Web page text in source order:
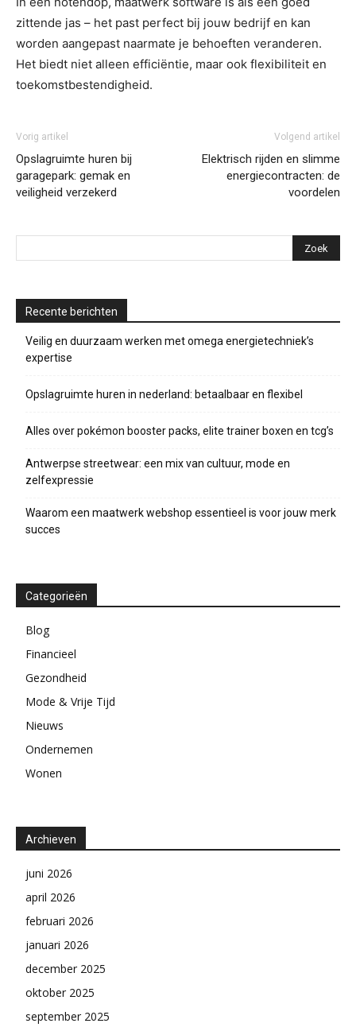
zittende jas – het past perfect bij jouw bedrijf en kan
worden aangepast naarmate je behoeften veranderen.
Het biedt niet alleen efficiëntie, maar ook flexibiliteit en
toekomstbestendigheid.
Vorig artikel
Opslagruimte huren bij
garagepark: gemak en
veiligheid verzekerd
Volgend artikel
Elektrisch rijden en slimme
energiecontracten: de
voordelen
Recente berichten
Veilig en duurzaam werken met omega energietechniek’s
expertise
Opslagruimte huren in nederland: betaalbaar en flexibel
Alles over pokémon booster packs, elite trainer boxen en tcg’s
Antwerpse streetwear: een mix van cultuur, mode en
zelfexpressie
Waarom een maatwerk webshop essentieel is voor jouw merk
succes
Categorieën
Blog
Financieel
Gezondheid
Mode & Vrije Tijd
Nieuws
Ondernemen
Wonen
Archieven
juni 2026
april 2026
februari 2026
januari 2026
december 2025
oktober 2025
september 2025